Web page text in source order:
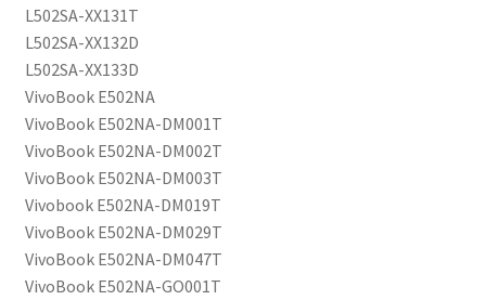
L502SA-XX131T
L502SA-XX132D
L502SA-XX133D
VivoBook E502NA
VivoBook E502NA-DM001T
VivoBook E502NA-DM002T
VivoBook E502NA-DM003T
Vivobook E502NA-DM019T
VivoBook E502NA-DM029T
VivoBook E502NA-DM047T
VivoBook E502NA-GO001T